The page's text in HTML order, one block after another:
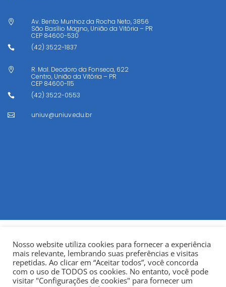

Av. Bento Munhoz da Rocha Neto, 3856
São Basílio Magno, União da Vitória – PR
CEP 84600-530
 (42) 3522-1837

R. Mal. Deodoro da Fonseca, 622
Centro, União da Vitória – PR
CEP 84600-115
 (42) 3522-0553
 uniuv@uniuv.edu.br
Nosso website utiliza cookies para fornecer a experiência
mais relevante, lembrando suas preferências e visitas
repetidas. Ao clicar em “Aceitar todos”, você concorda
com o uso de TODOS os cookies. No entanto, você pode
visitar "Configurações de cookies" para fornecer um